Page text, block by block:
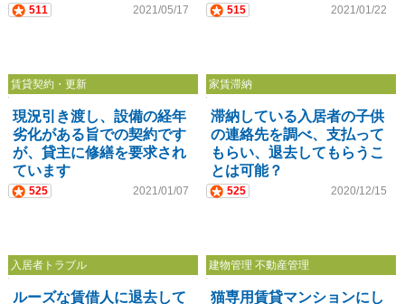
511 2021/05/17 515 2021/01/22
賃貸契約・更新
現況引き渡し、設備の経年
劣化がある旨での契約です
が、貸主に修繕を要求され
ています
525 2021/01/07
家賃滞納
滞納している入居者の子供
の連絡先を調べ、支払って
もらい、退去してもらうこ
とは可能？
525 2020/12/15
入居者トラブル
ルーズな賃借人に退去して
建物管理 不動産管理
猫専用賃貸マンションにし